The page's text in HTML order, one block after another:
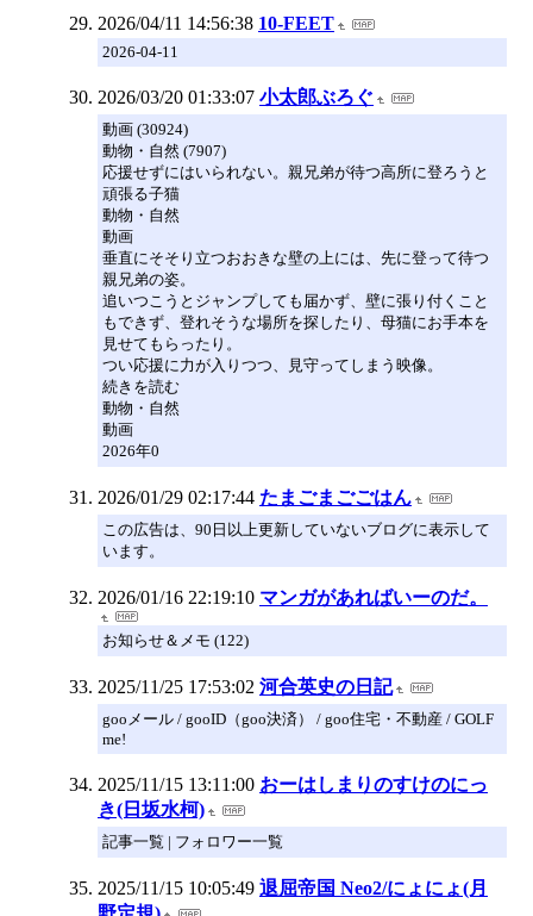
2026/04/11 14:56:38 10-FEET
2026-04-11
2026/03/20 01:33:07 小太郎ぶろぐ
動画 (30924)
動物・自然 (7907)
応援せずにはいられない。親兄弟が待つ高所に登ろうと
頑張る子猫
動物・自然
動画
垂直にそそり立つおおきな壁の上には、先に登って待つ
親兄弟の姿。
追いつこうとジャンプしても届かず、壁に張り付くこと
もできず、登れそうな場所を探したり、母猫にお手本を
見せてもらったり。
つい応援に力が入りつつ、見守ってしまう映像。
続きを読む
動物・自然
動画
2026年0
2026/01/29 02:17:44 たまごまごごはん
この広告は、90日以上更新していないブログに表示して
います。
2026/01/16 22:19:10 マンガがあればいーのだ。
お知らせ＆メモ (122)
2025/11/25 17:53:02 河合英史の日記
gooメール / gooID（goo決済） / goo住宅・不動産 / GOLF
me!
2025/11/15 13:11:00 おーはしまりのすけのにっ
き(日坂水柯)
記事一覧 | フォロワー一覧
2025/11/15 10:05:49 退屈帝国 Neo2/にょにょ(月